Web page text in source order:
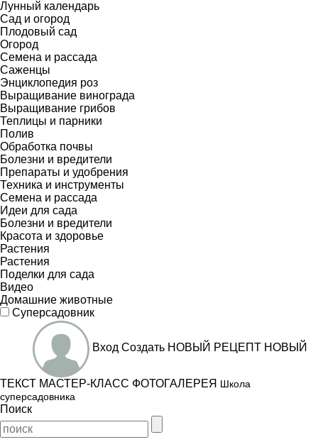
Лунный календарь
Сад и огород
Плодовый сад
Огород
Семена и рассада
Саженцы
Энциклопедия роз
Выращивание винограда
Выращивание грибов
Теплицы и парники
Полив
Обработка почвы
Болезни и вредители
Препараты и удобрения
Техника и инструменты
Семена и рассада
Идеи для сада
Болезни и вредители
Красота и здоровье
Растения
Растения
Поделки для сада
Видео
Домашние животные
Суперсадовник
Вход Создать НОВЫЙ РЕЦЕПТ НОВЫЙ
ТЕКСТ МАСТЕР-КЛАСС ФОТОГАЛЕРЕЯ Школа
суперсадовника
Поиск